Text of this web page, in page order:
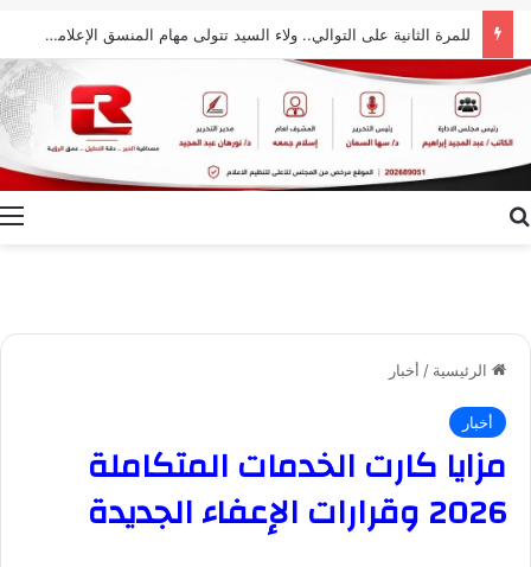
للمرة الثانية على التوالي.. ولاء السيد تتولى مهام المنسق الإعلامي لمهرجان “الأفضل بين الأفضل” في دورته الخامسة
الرئيسية / أخبار
أخبار
مزايا كارت الخدمات المتكاملة
2026 وقرارات الإعفاء الجديدة